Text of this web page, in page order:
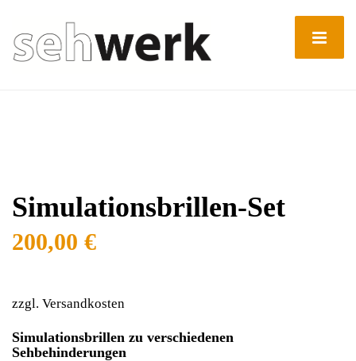
Simulationsbrillen-Set
200,00 €
zzgl. Versandkosten
Simulationsbrillen zu verschiedenen
Sehbehinderungen